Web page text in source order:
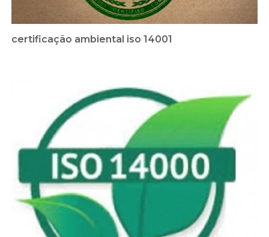
certificação ambiental iso 14001